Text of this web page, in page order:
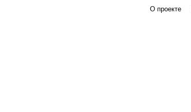
О проекте